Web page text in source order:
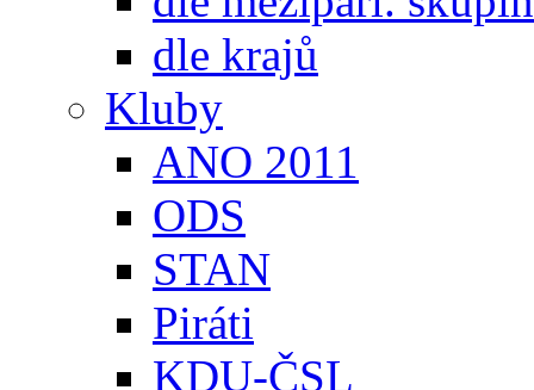
dle krajů
Kluby
ANO 2011
ODS
STAN
Piráti
KDU-ČSL